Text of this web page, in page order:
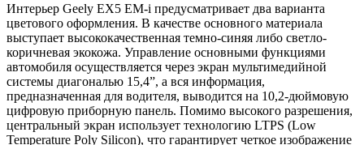
Интерьер Geely EX5 EM-i предусматривает два варианта
цветового оформления. В качестве основного материала
выступает высококачественная темно-синяя либо светло-
коричневая экокожа. Управление основными функциями
автомобиля осуществляется через экран мультимедийной
системы диагональю 15,4”, а вся информация,
предназначенная для водителя, выводится на 10,2-дюймовую
цифровую приборную панель. Помимо высокого разрешения,
центральный экран использует технологию LTPS (Low
Temperature Poly Silicon), что гарантирует четкое изображение